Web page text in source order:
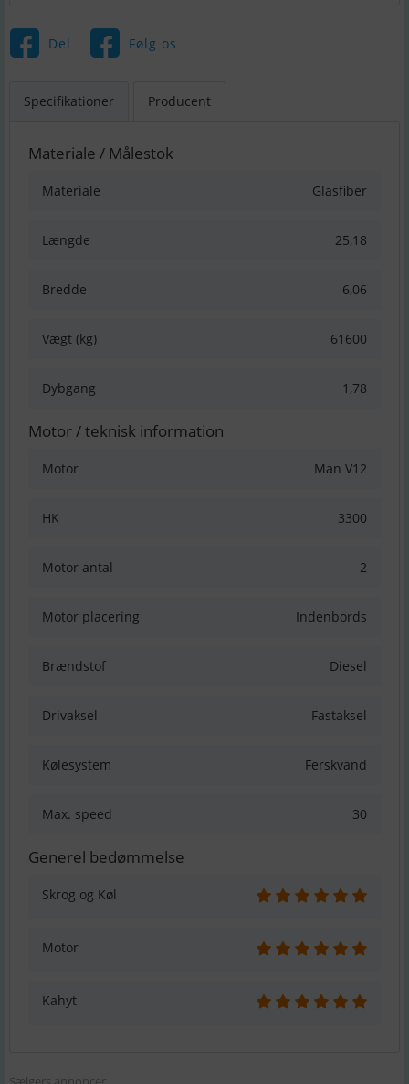
Del Følg os
Specifikationer Producent
Materiale / Målestok
Materiale Glasfiber
Længde 25,18
Bredde 6,06
Vægt (kg) 61600
Dybgang 1,78
Motor / teknisk information
Motor Man V12
HK 3300
Motor antal 2
Motor placering Indenbords
Brændstof Diesel
Drivaksel Fastaksel
Kølesystem Ferskvand
Max. speed 30
Generel bedømmelse
Skrog og Køl
Motor
Kahyt